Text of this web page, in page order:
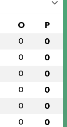
O P
0 0
0 0
0 0
0 0
0 0
0 0